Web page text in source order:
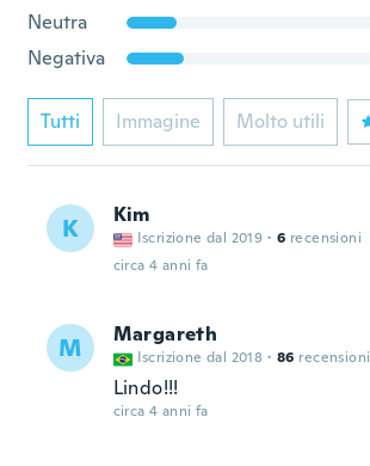
Neutra
Negativa
Tutti Immagine Molto utili
K Kim
Iscrizione dal 2019 · 6 recensioni
circa 4 anni fa
M Margareth
Iscrizione dal 2018 · 86 recensioni
Lindo!!!
circa 4 anni fa